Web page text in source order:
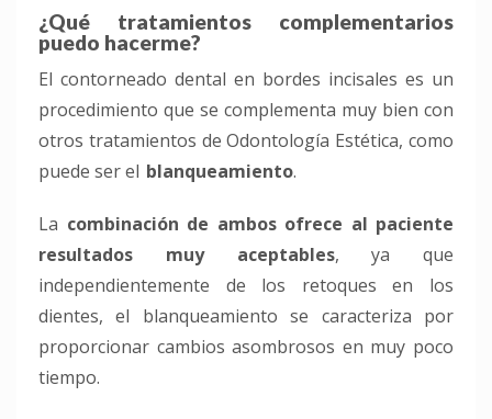
¿Qué tratamientos complementarios
puedo hacerme?
El contorneado dental en bordes incisales es un
procedimiento que se complementa muy bien con
otros tratamientos de Odontología Estética, como
puede ser el blanqueamiento.
La combinación de ambos ofrece al paciente
resultados muy aceptables, ya que
independientemente de los retoques en los
dientes, el blanqueamiento se caracteriza por
proporcionar cambios asombrosos en muy poco
tiempo.